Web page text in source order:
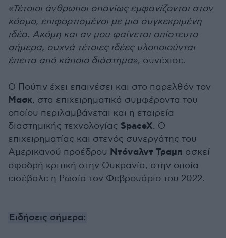
«Τέτοιοι άνθρωποι σπανίως εμφανίζονται στον
κόσμο, επιφορτισμένοι με μια συγκεκριμένη
ιδέα. Ακόμη και αν μου φαίνεται απίστευτο
σήμερα, συχνά τέτοιες ιδέες υλοποιούνται
έπειτα από κάποιο διάστημα», συνέχισε.
Ο Πούτιν έχει επαινέσει και στο παρελθόν τον
Μασκ, στα επιχειρηματικά συμφέροντα του
οποίου περιλαμβάνεται και η εταιρεία
διαστημικής τεχνολογίας SpaceX. Ο
επιχειρηματίας και στενός συνεργάτης του
Αμερικανού προέδρου Ντόναλντ Τραμπ ασκεί
σφοδρή κριτική στην Ουκρανία, στην οποία
εισέβαλε η Ρωσία τον Φεβρουάριο του 2022.
Ειδήσεις σήμερα: